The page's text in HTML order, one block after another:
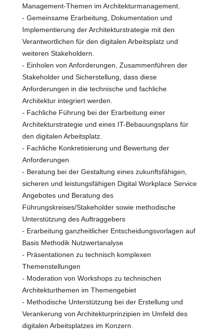
Management-Themen im Architekturmanagement.
- Gemeinsame Erarbeitung, Dokumentation und
Implementierung der Architekturstrategie mit den
Verantwortlichen für den digitalen Arbeitsplatz und
weiteren Stakeholdern.
- Einholen von Anforderungen, Zusammenführen der
Stakeholder und Sicherstellung, dass diese
Anforderungen in die technische und fachliche
Architektur integriert werden.
- Fachliche Führung bei der Erarbeitung einer
Architekturstrategie und eines IT-Bebauungsplans für
den digitalen Arbeitsplatz.
- Fachliche Konkretisierung und Bewertung der
Anforderungen
- Beratung bei der Gestaltung eines zukunftsfähigen,
sicheren und leistungsfähigen Digital Workplace Service
Angebotes und Beratung des
Führungskreises/Stakeholder sowie methodische
Unterstützung des Auftraggebers
- Erarbeitung ganzheitlicher Entscheidungsvorlagen auf
Basis Methodik Nutzwertanalyse
- Präsentationen zu technisch komplexen
Themenstellungen
- Moderation von Workshops zu technischen
Architekturthemen im Themengebiet
- Methodische Unterstützung bei der Erstellung und
Verankerung von Architekturprinzipien im Umfeld des
digitalen Arbeitsplatzes im Konzern.